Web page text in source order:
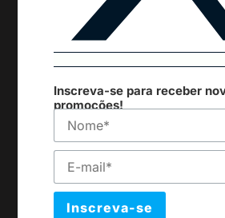
Inscreva-se para receber
promoções!
Inscreva-se